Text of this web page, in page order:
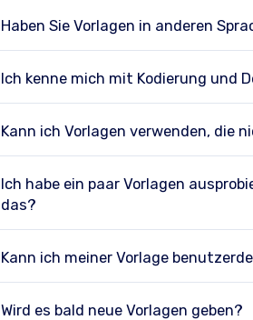
Haben Sie Vorlagen in anderen
Ich kenne mich mit Kodierung und
Kann ich Vorlagen verwenden, die
Ich habe ein paar Vorlagen
das?
Kann ich meiner Vorlage
Wird es bald neue Vorlagen geben?